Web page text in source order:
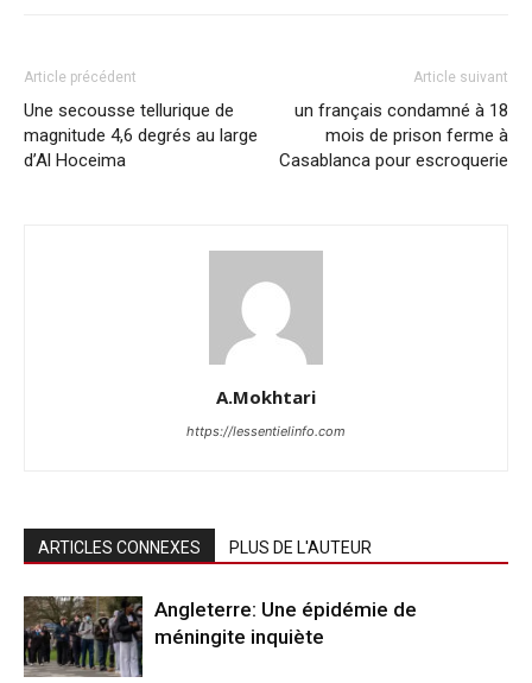
Article précédent
Une secousse tellurique de
magnitude 4,6 degrés au large
d’Al Hoceima
Article suivant
un français condamné à 18
mois de prison ferme à
Casablanca pour escroquerie
A.Mokhtari
https://lessentielinfo.com
ARTICLES CONNEXES PLUS DE L'AUTEUR
Angleterre: Une épidémie de
méningite inquiète